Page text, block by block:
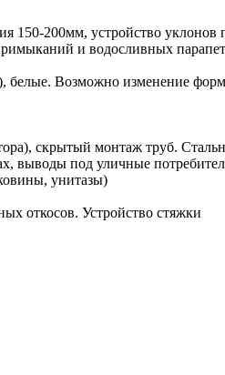
150-200мм, устройство уклонов
и водосливных
Возможно изменение
скрытый монтаж труб.
выводы под уличные
унитазы)
откосов. Устройство стяжки